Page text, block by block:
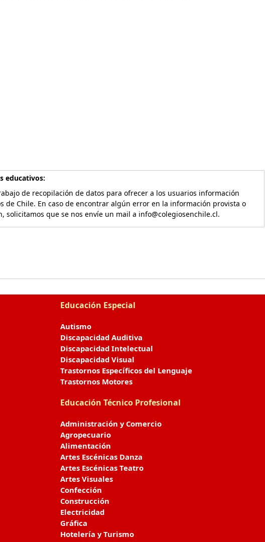
educativos:
de recopilación de datos para ofrecer a los usuarios información
de Chile. En caso de encontrar algún error en la información provista o
que se nos envíe un mail a info@colegiosenchile.cl.
Educación Especial
Autismo
Discapacidad Auditiva
Discapacidad Intelectual
Discapacidad Visual
Trastornos Específicos del Lenguaje
Trastornos Motores
Educación Técnico Profesional
Administración y Comercio
Agropecuario
Alimentación
Artes Escénicas Danza
Artes Escénicas Teatro
Artes Visuales
Confección
Construcción
Electricidad
Gráfica
Hotelería y Turismo